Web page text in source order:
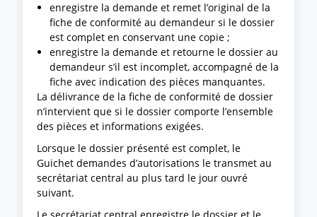
enregistre la demande et remet l’original de la
fiche de conformité au demandeur si le dossier
est complet en conservant une copie ;
enregistre la demande et retourne le dossier au
demandeur s’il est incomplet, accompagné de la
fiche avec indication des pièces manquantes.
La délivrance de la fiche de conformité de dossier
n’intervient que si le dossier comporte l’ensemble
des pièces et informations exigées.
Lorsque le dossier présenté est complet, le
Guichet demandes d’autorisations le transmet au
secrétariat central au plus tard le jour ouvré
suivant.